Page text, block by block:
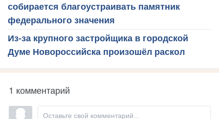
собирается благоустраивать памятник
федерального значения
Из-за крупного застройщика в городской
Думе Новороссийска произошёл раскол
1 комментарий